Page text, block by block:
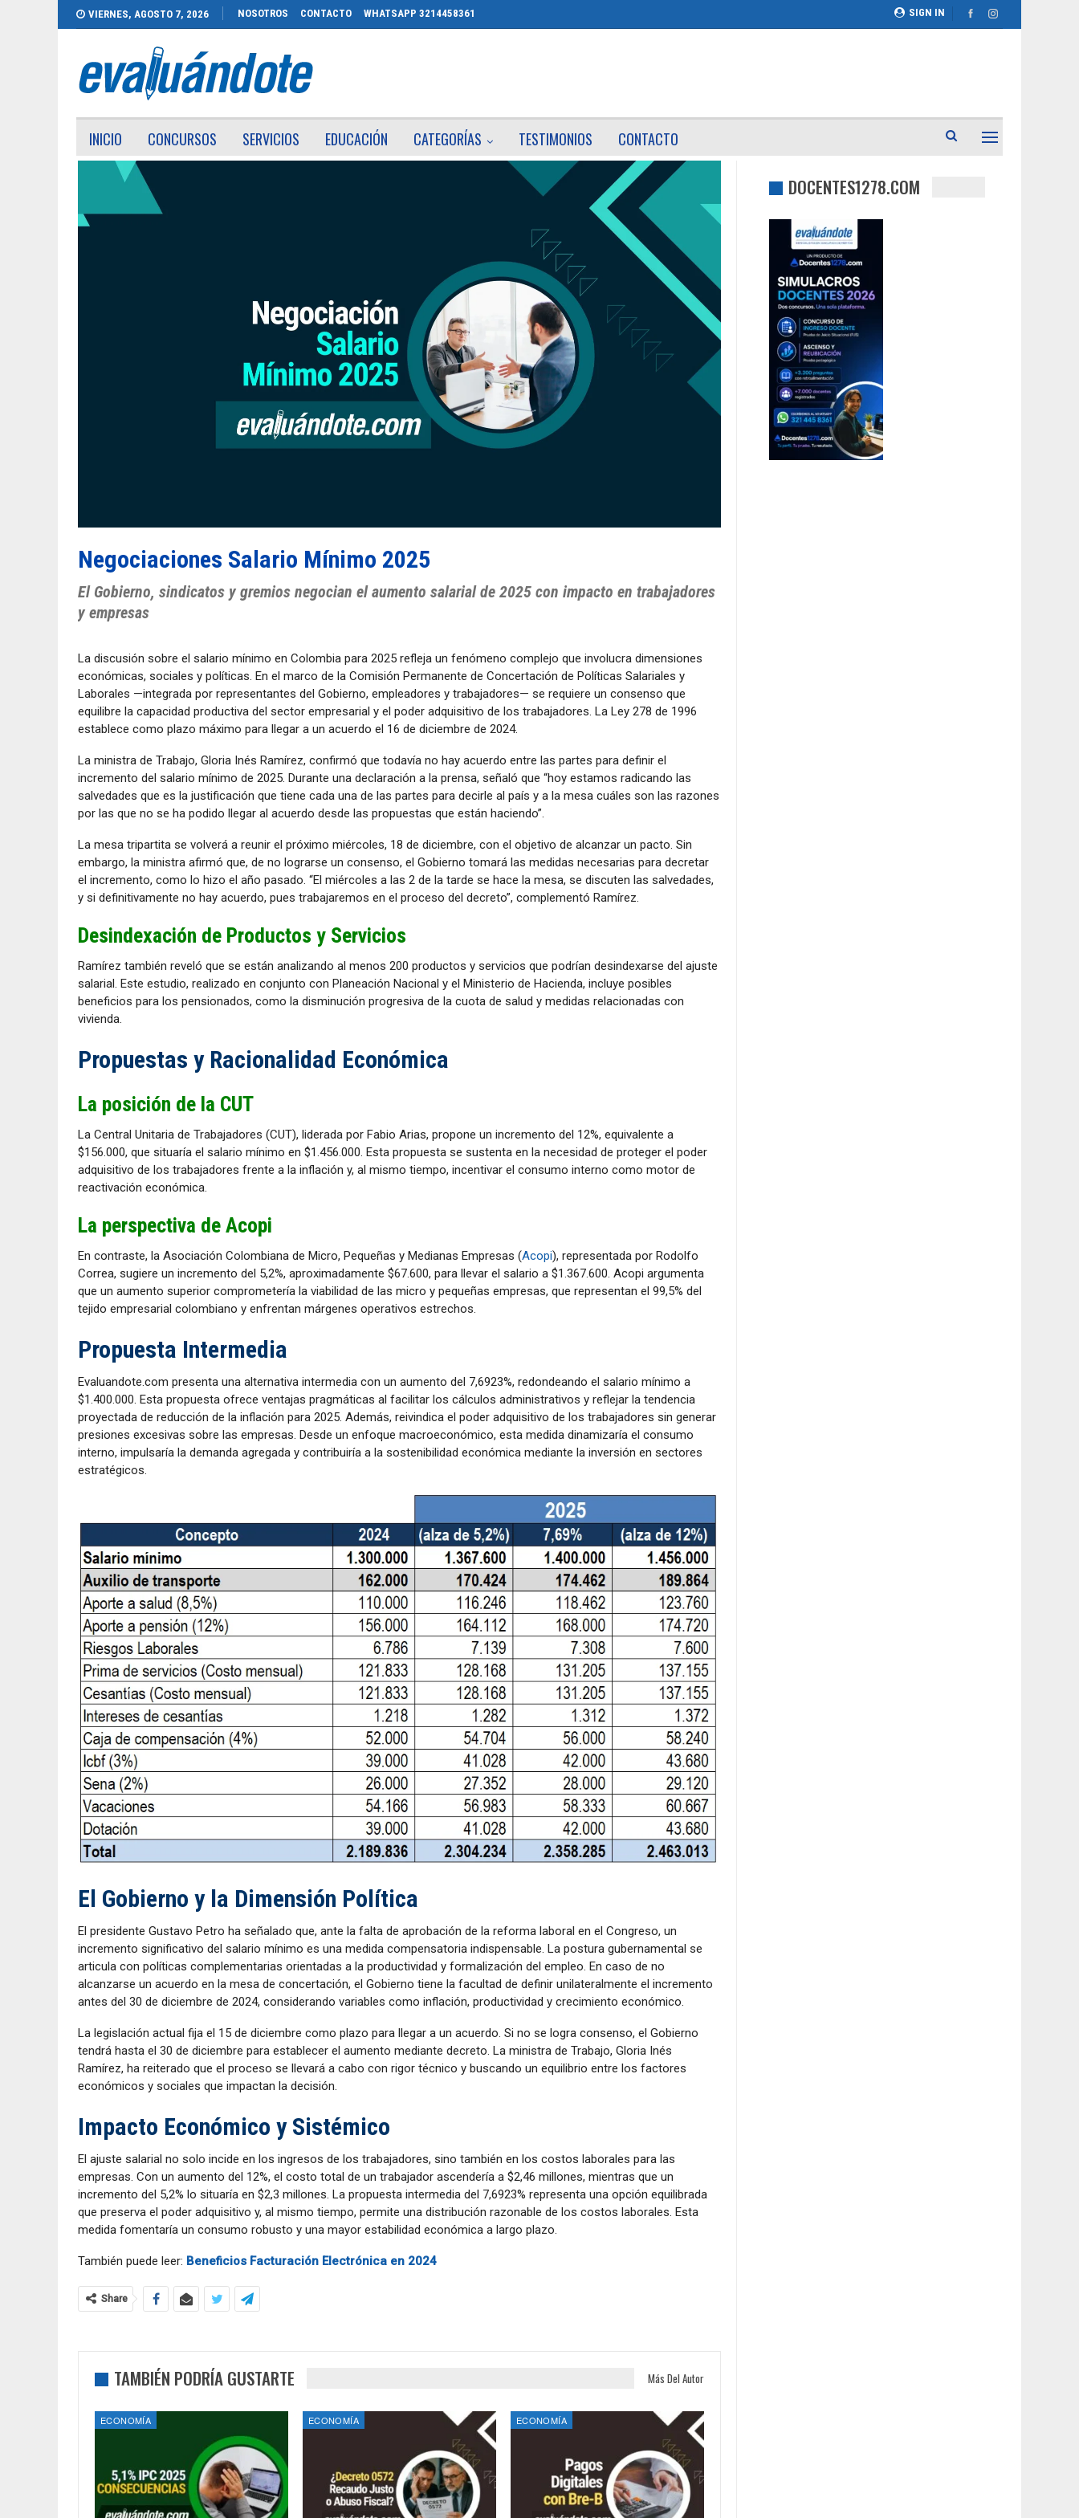
SIGN IN
VIERNES, AGOSTO 7, 2026 NOSOTROS CONTACTO WHATSAPP 3214458361
INICIO CONCURSOS SERVICIOS EDUCACIÓN CATEGORÍAS TESTIMONIOS CONTACTO
Negociaciones Salario Mínimo 2025
El Gobierno, sindicatos y gremios negocian el aumento salarial de 2025 con impacto en trabajadores
y empresas
La discusión sobre el salario mínimo en Colombia para 2025 refleja un fenómeno complejo que involucra dimensiones
económicas, sociales y políticas. En el marco de la Comisión Permanente de Concertación de Políticas Salariales y
Laborales —integrada por representantes del Gobierno, empleadores y trabajadores— se requiere un consenso que
equilibre la capacidad productiva del sector empresarial y el poder adquisitivo de los trabajadores. La Ley 278 de 1996
establece como plazo máximo para llegar a un acuerdo el 16 de diciembre de 2024.
La ministra de Trabajo, Gloria Inés Ramírez, confirmó que todavía no hay acuerdo entre las partes para definir el
incremento del salario mínimo de 2025. Durante una declaración a la prensa, señaló que “hoy estamos radicando las
salvedades que es la justificación que tiene cada una de las partes para decirle al país y a la mesa cuáles son las razones
por las que no se ha podido llegar al acuerdo desde las propuestas que están haciendo”.
La mesa tripartita se volverá a reunir el próximo miércoles, 18 de diciembre, con el objetivo de alcanzar un pacto. Sin
embargo, la ministra afirmó que, de no lograrse un consenso, el Gobierno tomará las medidas necesarias para decretar
el incremento, como lo hizo el año pasado. “El miércoles a las 2 de la tarde se hace la mesa, se discuten las salvedades,
y si definitivamente no hay acuerdo, pues trabajaremos en el proceso del decreto”, complementó Ramírez.
Desindexación de Productos y Servicios
Ramírez también reveló que se están analizando al menos 200 productos y servicios que podrían desindexarse del ajuste
salarial. Este estudio, realizado en conjunto con Planeación Nacional y el Ministerio de Hacienda, incluye posibles
beneficios para los pensionados, como la disminución progresiva de la cuota de salud y medidas relacionadas con
vivienda.
Propuestas y Racionalidad Económica
La posición de la CUT
La Central Unitaria de Trabajadores (CUT), liderada por Fabio Arias, propone un incremento del 12%, equivalente a
$156.000, que situaría el salario mínimo en $1.456.000. Esta propuesta se sustenta en la necesidad de proteger el poder
adquisitivo de los trabajadores frente a la inflación y, al mismo tiempo, incentivar el consumo interno como motor de
reactivación económica.
La perspectiva de Acopi
En contraste, la Asociación Colombiana de Micro, Pequeñas y Medianas Empresas (Acopi), representada por Rodolfo
Correa, sugiere un incremento del 5,2%, aproximadamente $67.600, para llevar el salario a $1.367.600. Acopi argumenta
que un aumento superior comprometería la viabilidad de las micro y pequeñas empresas, que representan el 99,5% del
tejido empresarial colombiano y enfrentan márgenes operativos estrechos.
Propuesta Intermedia
Evaluandote.com presenta una alternativa intermedia con un aumento del 7,6923%, redondeando el salario mínimo a
$1.400.000. Esta propuesta ofrece ventajas pragmáticas al facilitar los cálculos administrativos y reflejar la tendencia
proyectada de reducción de la inflación para 2025. Además, reivindica el poder adquisitivo de los trabajadores sin generar
presiones excesivas sobre las empresas. Desde un enfoque macroeconómico, esta medida dinamizaría el consumo
interno, impulsaría la demanda agregada y contribuiría a la sostenibilidad económica mediante la inversión en sectores
estratégicos.
El Gobierno y la Dimensión Política
El presidente Gustavo Petro ha señalado que, ante la falta de aprobación de la reforma laboral en el Congreso, un
incremento significativo del salario mínimo es una medida compensatoria indispensable. La postura gubernamental se
articula con políticas complementarias orientadas a la productividad y formalización del empleo. En caso de no
alcanzarse un acuerdo en la mesa de concertación, el Gobierno tiene la facultad de definir unilateralmente el incremento
antes del 30 de diciembre de 2024, considerando variables como inflación, productividad y crecimiento económico.
La legislación actual fija el 15 de diciembre como plazo para llegar a un acuerdo. Si no se logra consenso, el Gobierno
tendrá hasta el 30 de diciembre para establecer el aumento mediante decreto. La ministra de Trabajo, Gloria Inés
Ramírez, ha reiterado que el proceso se llevará a cabo con rigor técnico y buscando un equilibrio entre los factores
económicos y sociales que impactan la decisión.
Impacto Económico y Sistémico
El ajuste salarial no solo incide en los ingresos de los trabajadores, sino también en los costos laborales para las
empresas. Con un aumento del 12%, el costo total de un trabajador ascendería a $2,46 millones, mientras que un
incremento del 5,2% lo situaría en $2,3 millones. La propuesta intermedia del 7,6923% representa una opción equilibrada
que preserva el poder adquisitivo y, al mismo tiempo, permite una distribución razonable de los costos laborales. Esta
medida fomentaría un consumo robusto y una mayor estabilidad económica a largo plazo.
También puede leer: Beneficios Facturación Electrónica en 2024
Share
TAMBIÉN PODRÍA GUSTARTE Más Del Autor
ECONOMÍA ECONOMÍA ECONOMÍA
DOCENTES1278.COM